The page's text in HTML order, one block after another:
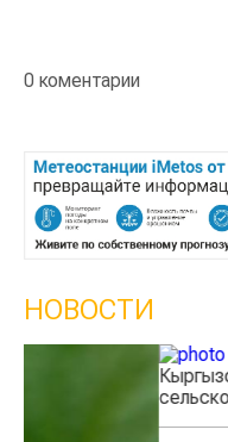
0 коментарии
НОВОСТИ
Кыргызстан обошел
сельского хозяйства